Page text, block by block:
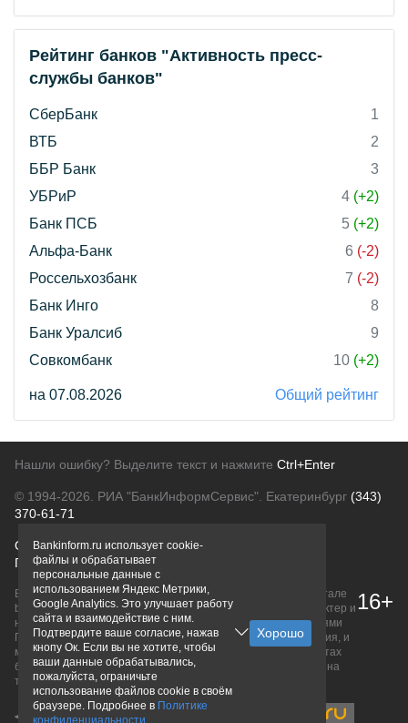
Рейтинг банков "Активность пресс-
службы банков"
СберБанк
1
ВТБ
2
ББР Банк
3
УБРиР
4 (+2)
Банк ПСБ
5 (+2)
Альфа-Банк
6 (-2)
Россельхозбанк
7 (-2)
Банк Инго
8
Банк Уралсиб
9
Совкомбанк
10 (+2)
на 07.08.2026 Общий рейтинг
Нашли ошибку? Выделите текст и нажмите Ctrl+Enter
© 1994-2026. РИА "БанкИнформСервис". Екатеринбург (343)
370-61-71
О проектеПолитика конфиденциальности
Правовая информацияДля рекламодателей
Вся информация о продуктах банков, размещенная на портале
bankinform.ru, носит исключительно ознакомительный характер и
не является публичной офертой, определяемой положениями
ГК РФ. Информация не содержит точного и полного описания, и
может быть изменена. Конечные условия уточняйте на сайтах
банков или при личном обращении. Исключительное право на
товарные знаки принадлежит их правообладателям.
16+
Bankinform.ru использует cookie-
файлы и обрабатывает
персональные данные с
использованием Яндекс Метрики,
Google Analytics. Это улучшает работу
сайта и взаимодействие с ним.
Подтвердите ваше согласие, нажав
кнопу Ок. Если вы не хотите, чтобы
ваши данные обрабатывались,
пожалуйста, ограничьте
использование файлов cookie в своём
браузере. Подробнее в Политике
конфиденциальности